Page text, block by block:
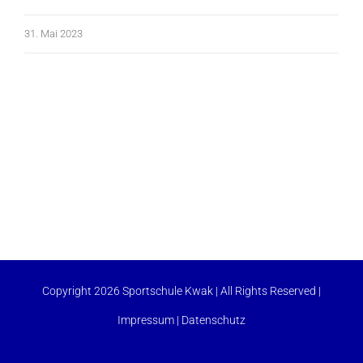
31. Mai 2023
Copyright 2026 Sportschule Kwak | All Rights Reserved |
Impressum | Datenschutz